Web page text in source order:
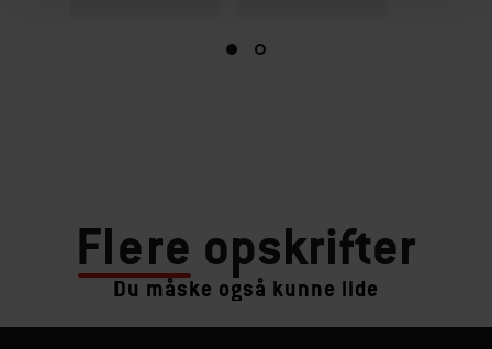
Flere opskrifter
Du måske også kunne lide